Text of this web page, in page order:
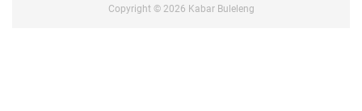
Copyright © 2026 Kabar Buleleng